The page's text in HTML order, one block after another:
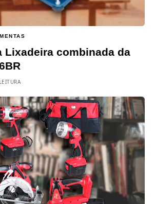
Lixadeira combinada da